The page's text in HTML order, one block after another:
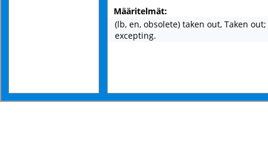
Määritelmät:
(lb, en, obsolete) taken out, Taken
excepting.